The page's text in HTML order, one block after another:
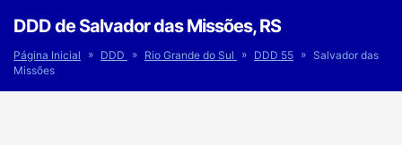
DDD de Salvador das Missões, RS
Página Inicial » DDD » Rio Grande do Sul » DDD 55 » Salvador das
Missões